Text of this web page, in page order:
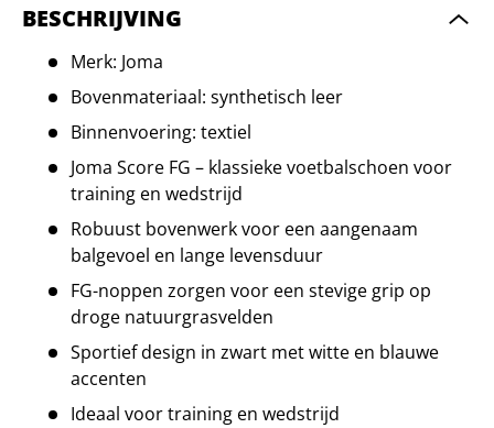
BESCHRIJVING
Merk: Joma
Bovenmateriaal: synthetisch leer
Binnenvoering: textiel
Joma Score FG – klassieke voetbalschoen voor
training en wedstrijd
Robuust bovenwerk voor een aangenaam
balgevoel en lange levensduur
FG-noppen zorgen voor een stevige grip op
droge natuurgrasvelden
Sportief design in zwart met witte en blauwe
accenten
Ideaal voor training en wedstrijd